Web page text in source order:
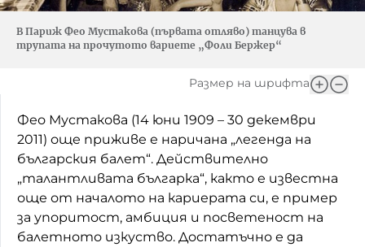
В Париж Фео Мустакова (първата отляво) танцува в
трупата на прочутото вариете „Фоли Бержер“
Размер на шрифта
Фео Мустакова (14 юни 1909 – 30 декември
2011) още приживе е наричана „легенда на
българския балет“. Действително
„талантливата българка“, както е известна
още от началото на кариерата си, е пример
за упоритост, амбиция и посветеност на
балетното изкуство. Достатъчно е да